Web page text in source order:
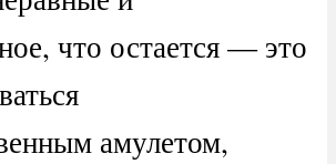
что остается — это
амулетом,